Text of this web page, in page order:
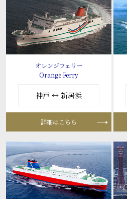
オレンジフェリー
Orange Ferry
神戸 ↔ 新居浜
詳細はこちら